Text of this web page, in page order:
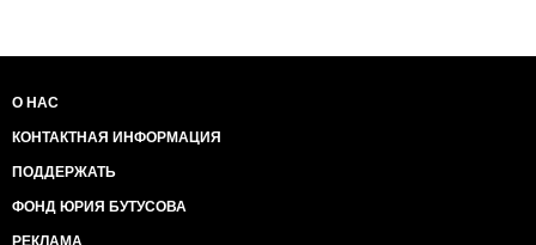
О НАС
КОНТАКТНАЯ ИНФОРМАЦИЯ
ПОДДЕРЖАТЬ
ФОНД ЮРИЯ БУТУСОВА
РЕКЛАМА